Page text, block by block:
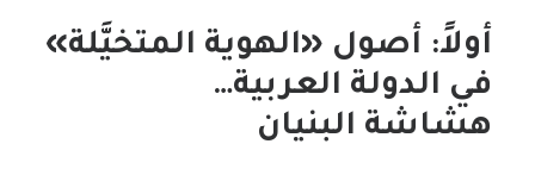
أولاً: أصول «الهوية المتخيَّلة»
في الدولة العربية…
هشاشة البنيان